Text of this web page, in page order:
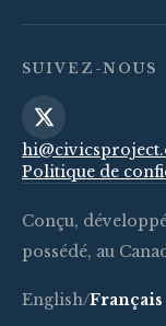
SUIVEZ-NOUS
Politique de
Conçu,
possédé, au
English/Français